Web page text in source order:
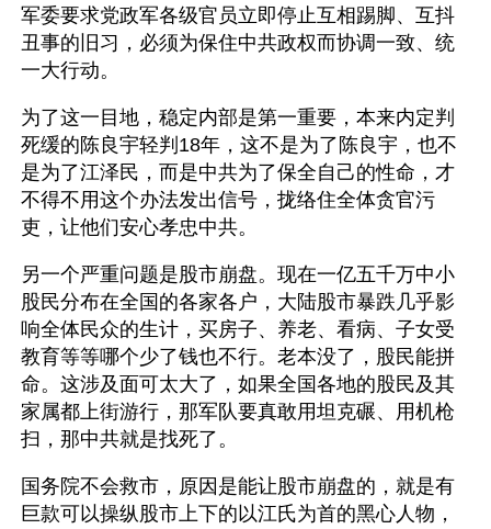
军委要求党政军各级官员立即停止互相踢脚、互抖
丑事的旧习，必须为保住中共政权而协调一致、统
一大行动。
为了这一目地，稳定内部是第一重要，本来内定判
死缓的陈良宇轻判18年，这不是为了陈良宇，也不
是为了江泽民，而是中共为了保全自己的性命，才
不得不用这个办法发出信号，拢络住全体贪官污
吏，让他们安心孝忠中共。
另一个严重问题是股市崩盘。现在一亿五千万中小
股民分布在全国的各家各户，大陆股市暴跌几乎影
响全体民众的生计，买房子、养老、看病、子女受
教育等等哪个少了钱也不行。老本没了，股民能拼
命。这涉及面可太大了，如果全国各地的股民及其
家属都上街游行，那军队要真敢用坦克碾、用机枪
扫，那中共就是找死了。
国务院不会救市，原因是能让股市崩盘的，就是有
巨款可以操纵股市上下的以江氏为首的黑心人物，